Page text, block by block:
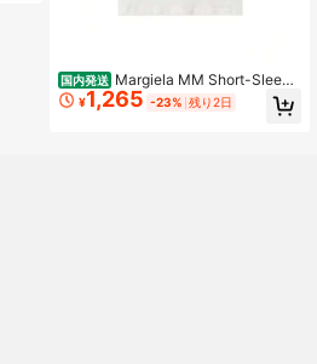
国内発送 Margiela MM Short-Sleeve
T-Shirt,Cotton, Logo, Digital Print, L
oose Fit, Teen Style, Crew Neck To
¥1,265 -23% 残り2日